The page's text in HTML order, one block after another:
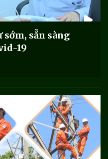
sẵn sàng
19